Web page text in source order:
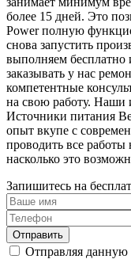
более 15 дней. Это
Power полную
снова запустить
выполняем бесплатно
заказывать у нас
компетентные
на свою работу. Наши
Источники питания
опыт вкупе с
проводить все
насколько это
Запишитесь на
Отправить
Отправляя данную